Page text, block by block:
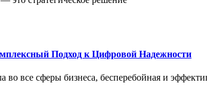
Подход к Цифровой Надежности
все сферы бизнеса, бесперебойная и